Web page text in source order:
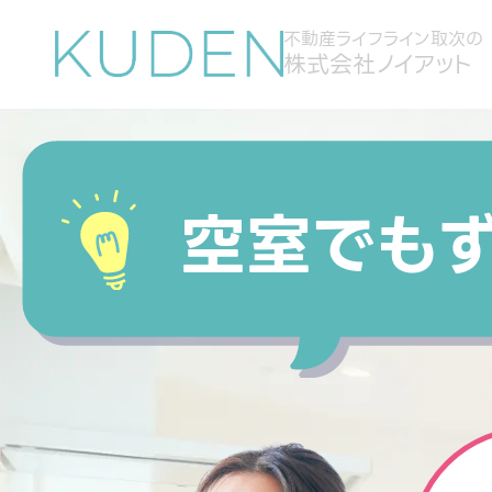
不動産ライフライン取次の
株式会社ノイアット
空室でも